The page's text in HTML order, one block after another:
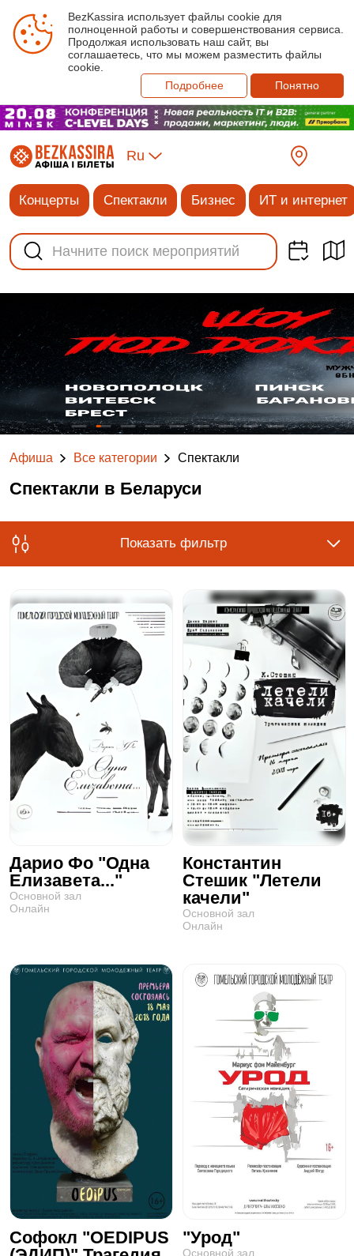
BezKassira использует файлы cookie для
полноценной работы и совершенствования сервиса.
Продолжая использовать наш сайт, вы
соглашаетесь, что мы можем разместить файлы
cookie.
Подробнее
Понятно
Ru
Концерты Спектакли Бизнес ИТ и интернет
Афиша Все категории Спектакли
Спектакли в Беларуси
Показать фильтр
Дарио Фо "Одна
Елизавета..."
Основной зал
Онлайн
Константин
Стешик "Летели
качели"
Основной зал
Онлайн
Софокл "OEDIPUS
"Урод"
Основной зал